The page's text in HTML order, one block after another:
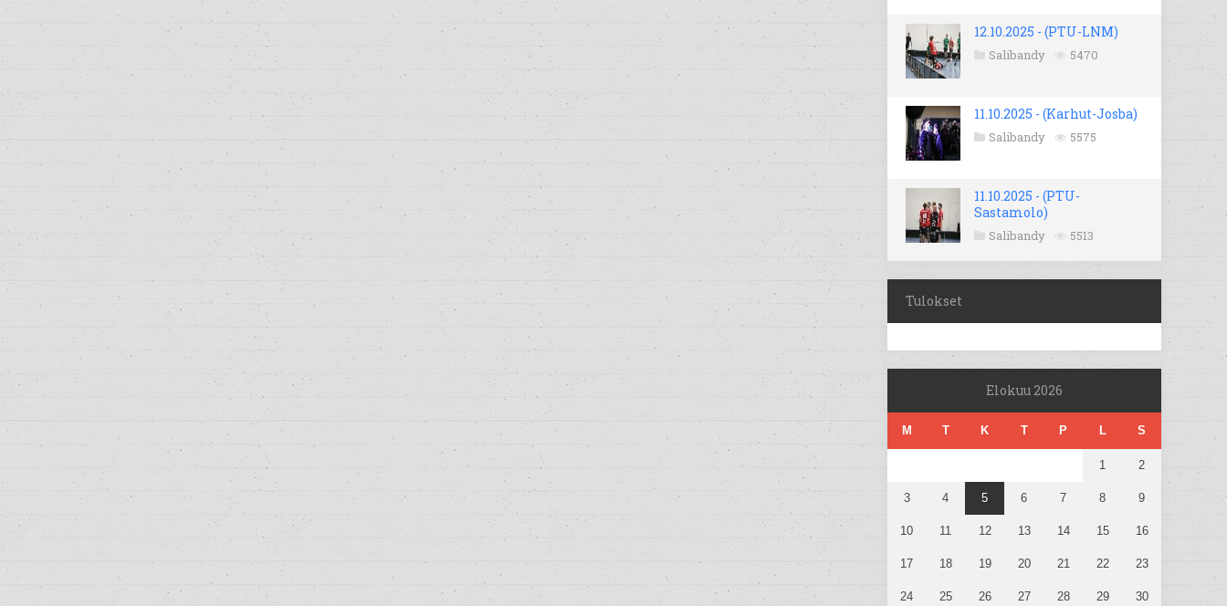
12.10.2025 - (PTU-LNM)
Salibandy 5470
11.10.2025 - (Karhut-Josba)
Salibandy 5575
11.10.2025 - (PTU-
Sastamolo)
Salibandy 5513
Tulokset
Elokuu 2026
M T K T P L S
1 2
3 4 5 6 7 8 9
10 11 12 13 14 15 16
17 18 19 20 21 22 23
24 25 26 27 28 29 30